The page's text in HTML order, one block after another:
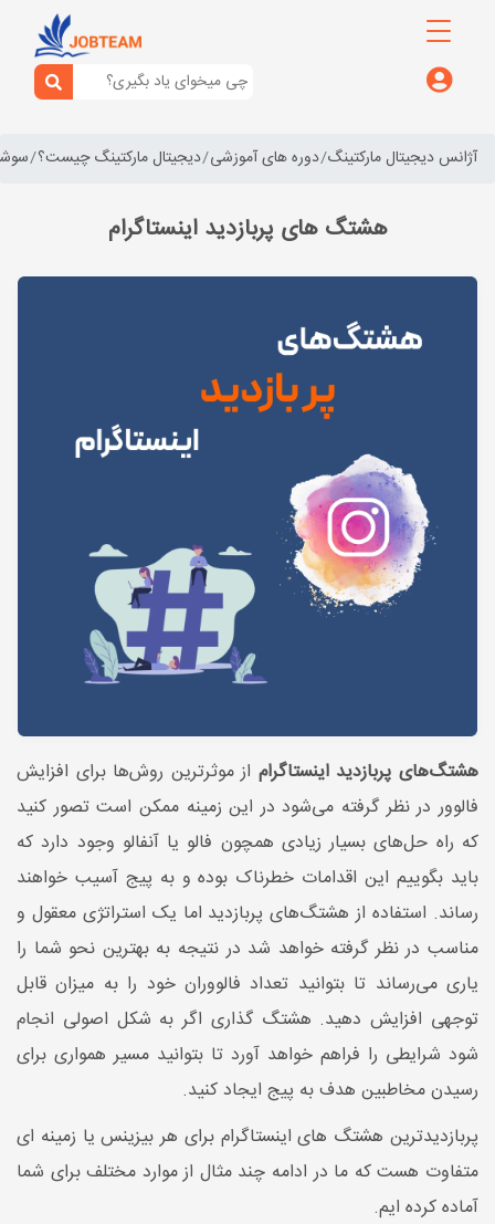
آژانس دیجیتال مارکتینگ دوره های آموزشی دیجیتال مارکتینگ چیست؟
هشتگ های پربازدید اینستاگرام
هشتگ‌های پربازدید اینستاگرام از موثرترین روش‌ها برای افزایش
فالوور در نظر گرفته می‌شود در این زمینه ممکن است تصور کنید
که راه حل‌های بسیار زیادی همچون فالو یا آنفالو وجود دارد که
باید بگوییم این اقدامات خطرناک بوده و به پیج آسیب خواهند
رساند. استفاده از هشتگ‌های پربازدید اما یک استراتژی معقول و
مناسب در نظر گرفته خواهد شد در نتیجه به بهترین نحو شما را
یاری می‌رساند تا بتوانید تعداد فالووران خود را به میزان قابل
توجهی افزایش دهید. هشتگ گذاری اگر به شکل اصولی انجام
شود شرایطی را فراهم خواهد آورد تا بتوانید مسیر همواری برای
رسیدن مخاطبین هدف به پیج ایجاد کنید.
پربازدیدترین هشتگ های اینستاگرام برای هر بیزینس یا زمینه ای
متفاوت هست که ما در ادامه چند مثال از موارد مختلف برای شما
آماده کرده ایم.